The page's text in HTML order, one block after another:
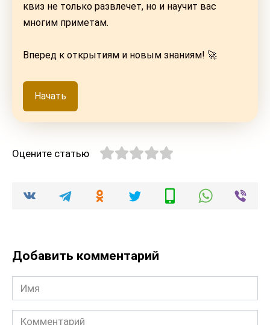
квиз не только развлечет, но и научит вас
многим приметам.
Вперед к открытиям и новым знаниям! 🚀
Начать
Оцените статью
Добавить комментарий
Имя
Комментарий